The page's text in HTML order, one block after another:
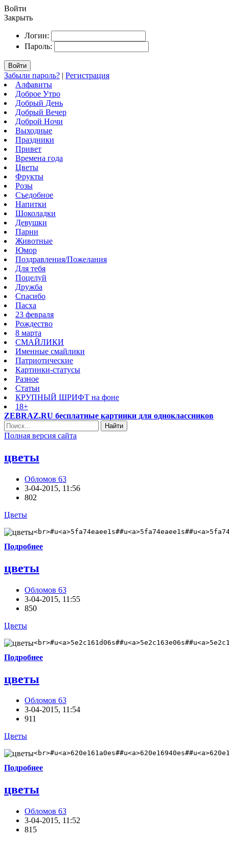
Войти
Закрыть
Логин:
Пароль:
Войти
Забыли пароль? | Регистрация
Алфавиты
Доброе Утро
Добрый День
Добрый Вечер
Доброй Ночи
Выходные
Праздники
Привет
Времена года
Цветы
Фрукты
Розы
Съедобное
Напитки
Шоколадки
Девушки
Парни
Животные
Юмор
Поздравления/Пожелания
Для тебя
Поцелуй
Дружба
Спасибо
Пасха
23 февраля
Рождество
8 марта
СМАЙЛИКИ
Именные смайлики
Патриотические
Картинки-статусы
Разное
Cтатьи
КРУПНЫЙ ШРИФТ на фоне
18+
ZEBRAZ.RU бесплатные картинки для одноклассников
Найти
Полная версия сайта
цветы
Обломов 63
3-04-2015, 11:56
802
Цветы
Подробнее
цветы
Обломов 63
3-04-2015, 11:55
850
Цветы
Подробнее
цветы
Обломов 63
3-04-2015, 11:54
911
Цветы
Подробнее
цветы
Обломов 63
3-04-2015, 11:52
815